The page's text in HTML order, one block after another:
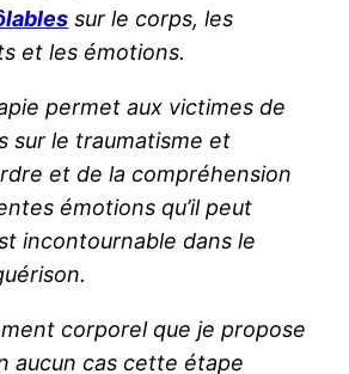
sur le corps, les
et les émotions.
permet aux victimes de
sur le traumatisme et
et de la compréhension
émotions qu’il peut
incontournable dans le
corporel que je propose
aucun cas cette étape